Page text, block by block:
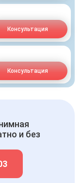
Консультация
Консультация
и без